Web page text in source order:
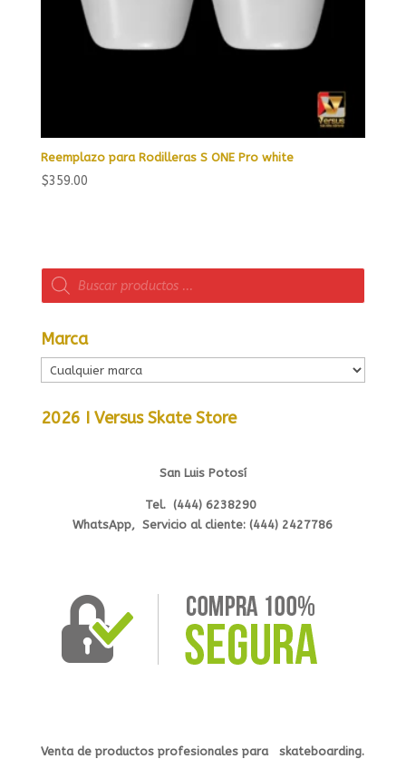
Reemplazo para Rodilleras S ONE Pro white
$359.00
Búsqueda
de
productos
Marca
2026 I Versus Skate Store
San Luis Potosí
Tel. (444) 6238290
WhatsApp, Servicio al cliente: (444) 2427786
Venta de productos profesionalespara skateboarding.